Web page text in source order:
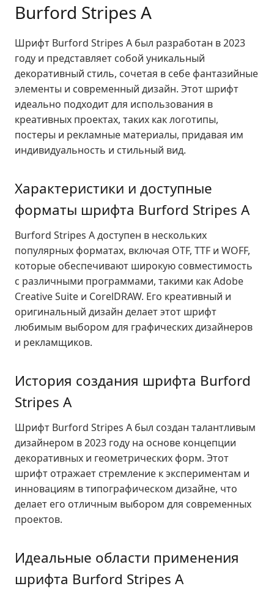
Burford Stripes A
Шрифт Burford Stripes A был разработан в 2023
году и представляет собой уникальный
декоративный стиль, сочетая в себе фантазийные
элементы и современный дизайн. Этот шрифт
идеально подходит для использования в
креативных проектах, таких как логотипы,
постеры и рекламные материалы, придавая им
индивидуальность и стильный вид.
Характеристики и доступные
форматы шрифта Burford Stripes A
Burford Stripes A доступен в нескольких
популярных форматах, включая OTF, TTF и WOFF,
которые обеспечивают широкую совместимость
с различными программами, такими как Adobe
Creative Suite и CorelDRAW. Его креативный и
оригинальный дизайн делает этот шрифт
любимым выбором для графических дизайнеров
и рекламщиков.
История создания шрифта Burford
Stripes A
Шрифт Burford Stripes A был создан талантливым
дизайнером в 2023 году на основе концепции
декоративных и геометрических форм. Этот
шрифт отражает стремление к экспериментам и
инновациям в типографическом дизайне, что
делает его отличным выбором для современных
проектов.
Идеальные области применения
шрифта Burford Stripes A